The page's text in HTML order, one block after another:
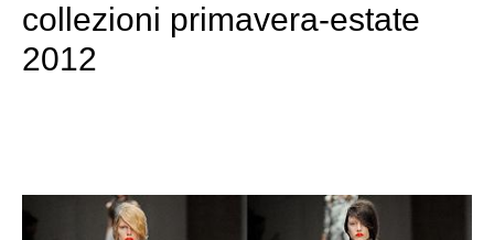
collezioni primavera-estate
2012